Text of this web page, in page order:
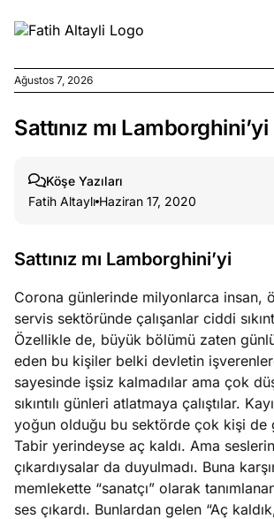
Ağustos
kirli
6, 2026
yasalar
Ağustos
5, 2026
stok
caiz
Köşe
Yazıları
Spor
Ağustos 7, 2026
Sattınız mı Lamborghini’yi
Köşe Yazıları
Fatih Altaylı Haziran 17, 2020
Sattınız mı Lamborghini’yi
Corona günlerinde milyonlarca insan,
servis sektöründe çalışanlar ciddi
Özellikle de, büyük bölümü zaten
eden bu kişiler belki devletin
sayesinde işsiz kalmadılar ama çok
sıkıntılı günleri atlatmaya çalıştılar.
yoğun olduğu bu sektörde çok kişi de
Tabir yerindeyse aç kaldı. Ama
çıkardıysalar da duyulmadı. Buna
memlekette “sanatçı” olarak
ses çıkardı. Bunlardan gelen “Aç